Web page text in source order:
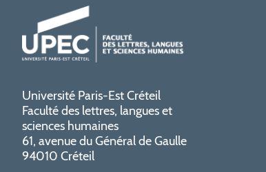
Université Paris-Est Créteil
Faculté des lettres, langues et
sciences humaines
61, avenue du Général de Gaulle
94010 Créteil